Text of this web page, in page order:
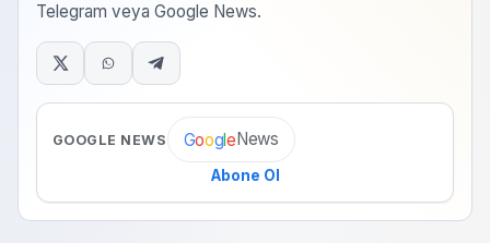
Telegram veya Google News.
GOOGLE NEWS GoogleNews
Abone Ol